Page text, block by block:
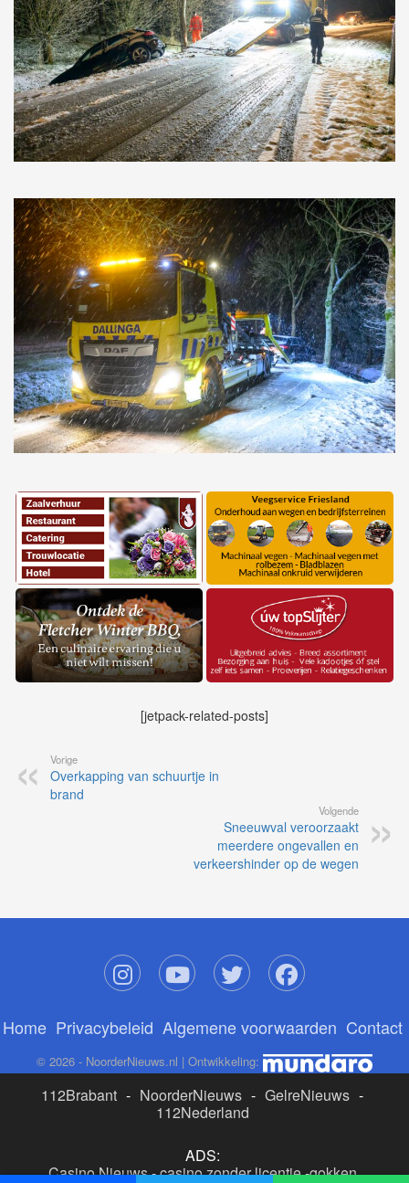
[jetpack-related-posts]
Vorige
Overkapping van schuurtje in
brand
Volgende
Sneeuwval veroorzaakt
meerdere ongevallen en
verkeershinder op de wegen
Home Privacybeleid Algemene voorwaarden Contact
© 2026 - NoorderNieuws.nl | Ontwikkeling:
112Brabant - NoorderNieuws - GelreNieuws -
112Nederland
ADS:
Casino Nieuws-casino zonder licentie-gokken